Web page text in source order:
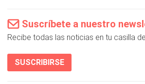
Suscríbete a nuestro
Recibe todas las noticias en tu casilla
SUSCRIBIRSE